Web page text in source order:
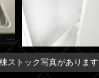
ストック写真があります